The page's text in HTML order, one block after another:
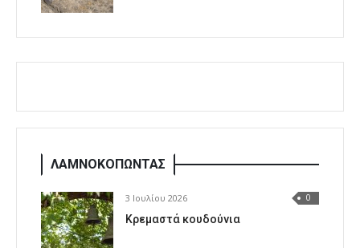
ΛΑΜΝΟΚΟΠΩΝΤΑΣ
3 Ιουλίου 2026 0
Κρεμαστά κουδούνια